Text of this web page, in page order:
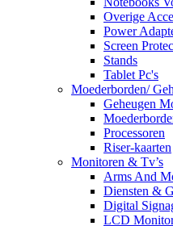
Overige
Power
Screen
Stands
Tablet Pc's
Moederborden/
Geheugen
Processoren
Riser-kaarten
Monitoren & Tv’s
Arms And
Diensten &
Digital
LCD